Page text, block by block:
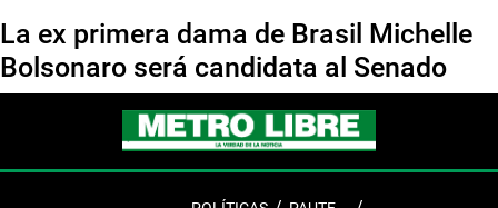
La ex primera dama de Brasil Michelle
Bolsonaro será candidata al Senado